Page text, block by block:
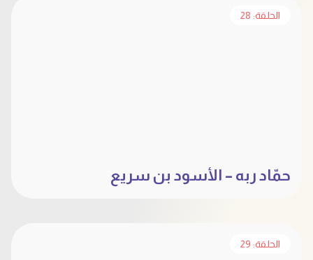
الحلقة: 28
حمّاد ربه – الأسود بن سريع
الحلقة: 29